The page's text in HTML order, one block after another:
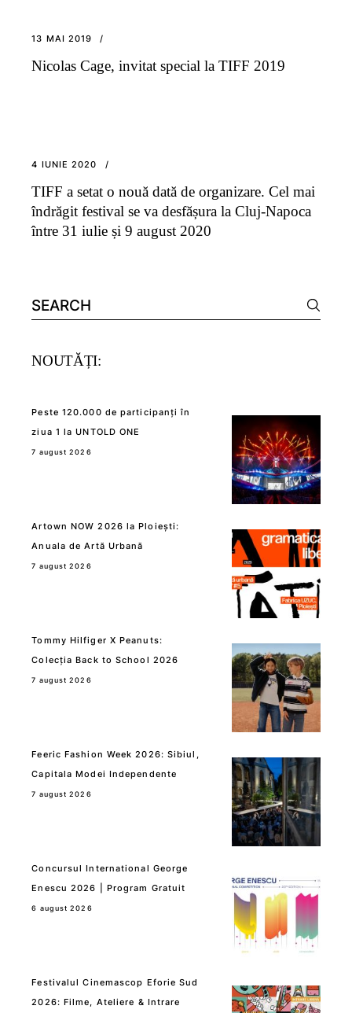
13 MAI 2019
Nicolas Cage, invitat special la TIFF 2019
4 IUNIE 2020
TIFF a setat o nouă dată de organizare. Cel mai
îndrăgit festival se va desfășura la Cluj-Napoca
între 31 iulie și 9 august 2020
Search
for:
NOUTĂȚI:
Peste 120.000 de participanți în
ziua 1 la UNTOLD ONE
7 august 2026
Artown NOW 2026 la Ploiești:
Anuala de Artă Urbană
7 august 2026
Tommy Hilfiger X Peanuts:
Colecția Back to School 2026
7 august 2026
Feeric Fashion Week 2026: Sibiul,
Capitala Modei Independente
7 august 2026
Concursul International George
Enescu 2026 | Program Gratuit
6 august 2026
Festivalul Cinemascop Eforie Sud
2026: Filme, Ateliere & Intrare